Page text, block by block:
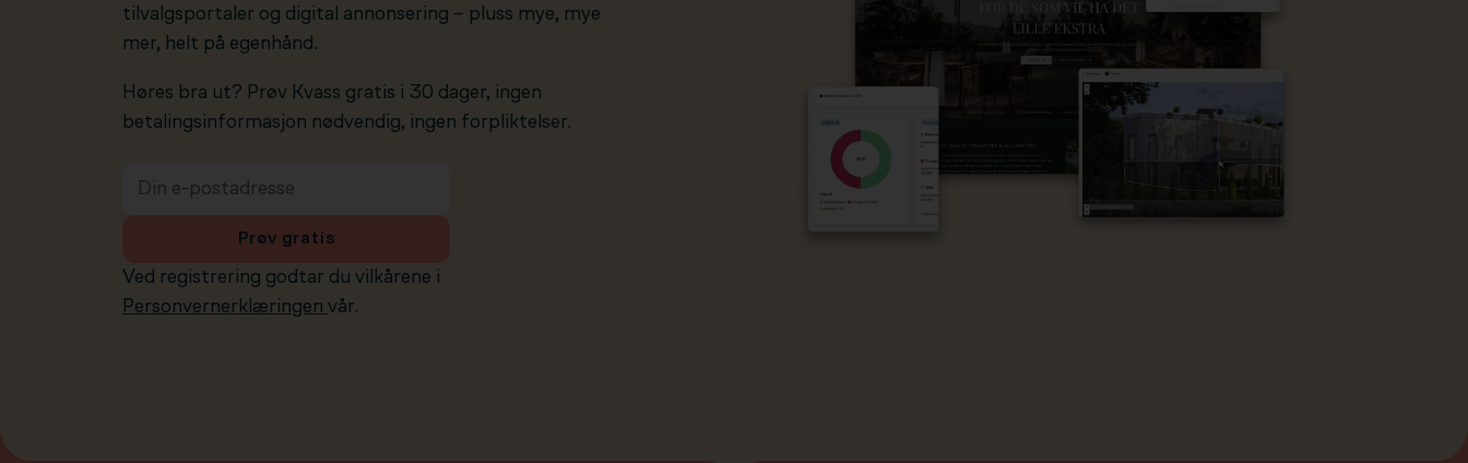
tilvalgsportaler og digital annonsering – pluss mye, mye
mer, helt på egenhånd.
Høres bra ut? Prøv Kvass gratis i 30 dager, ingen
betalingsinformasjon nødvendig, ingen forpliktelser.
Ved registrering godtar du vilkårene i
Personvernerklæringen vår.
Prøv gratis